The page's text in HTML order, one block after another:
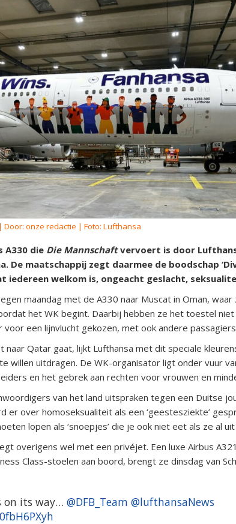
Door: onze redactie | Foto: Lufthansa
A330 die Die Mannschaftvervoert is door
De maatschappij zegt daarmee de boodschap
iedereen welkom is, ongeacht geslacht,
maandag met de A330 naar Muscat in Oman,
het WK begint. Daarbij hebben ze het toestel niet
een lijnvlucht gekozen, met ook andere
naar Qatar gaat, lijkt Lufthansa met dit speciale
willen uitdragen. De WK-organisator ligt onder vuur
en het gebrek aan rechten voor vrouwen en
van het land uitspraken tegen een Duitse
er over homoseksualiteit als een ‘geestesziekte’
lopen als ‘snoepjes’ die je ook niet eet als ze al
overigens wel met een privéjet. Een luxe Airbus
Class-stoelen aan boord, brengt ze dinsdag van
on its way… @DFB_Team @lufthansaNews